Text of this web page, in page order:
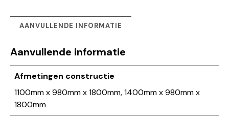
AANVULLENDE INFORMATIE
Aanvullende informatie
Afmetingen constructie
1100mm x 980mm x 1800mm, 1400mm x 980mm x
1800mm